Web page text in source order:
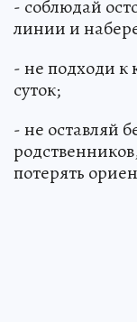
- соблюдай
линии и
- не подходи к
суток;
- не оставляй
потерять